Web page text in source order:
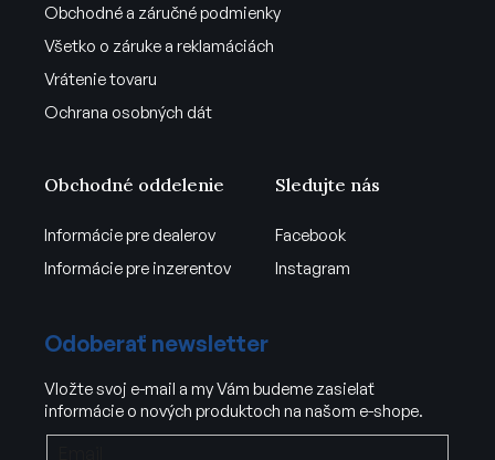
Obchodné a záručné podmienky
Všetko o záruke a reklamáciách
Vrátenie tovaru
Ochrana osobných dát
Obchodné oddelenie
Informácie pre dealerov
Informácie pre inzerentov
Sledujte nás
Facebook
Instagram
Odoberať newsletter
Vložte svoj e-mail a my Vám budeme zasielať
informácie o nových produktoch na našom e-shope.